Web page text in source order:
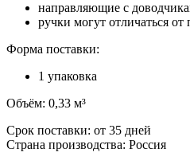
направляющие с
ручки могут отличаться
Форма поставки:
1 упаковка
Объём: 0,33 м³
Срок поставки: от 35 дней
Страна производства: Россия